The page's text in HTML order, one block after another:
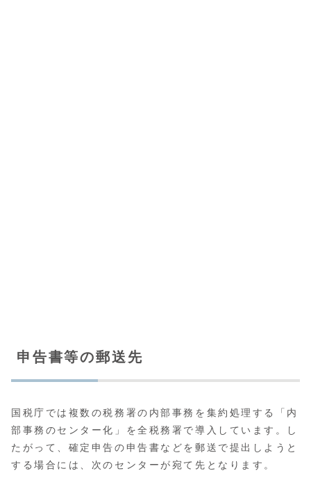
申告書等の郵送先
国税庁では複数の税務署の内部事務を集約処理する「内
部事務のセンター化」を全税務署で導入しています。し
たがって、確定申告の申告書などを郵送で提出しようと
する場合には、次のセンターが宛て先となります。